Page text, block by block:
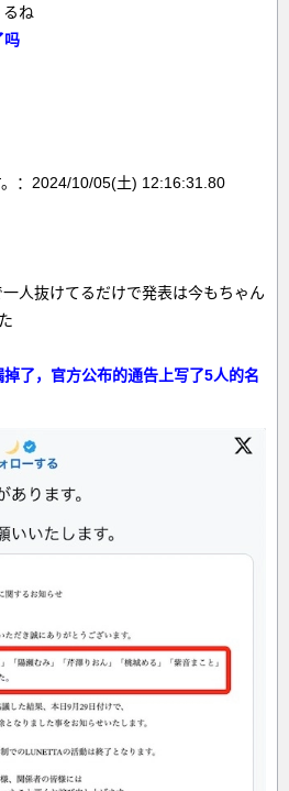
ね
吗
：2024/10/05(土) 12:16:31.80
人抜けてるだけで発表は今もちゃん
了，官方公布的通告上写了5人的名